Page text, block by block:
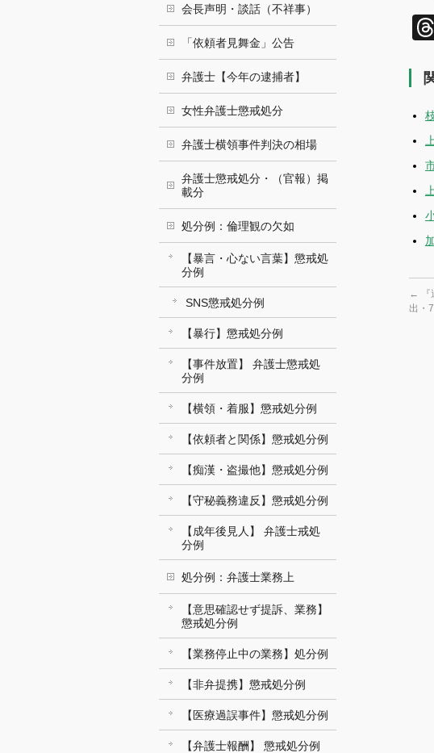
←
出・
会長声明・談話（不祥事）
「依頼者見舞金」公告
弁護士【今年の逮捕者】
女性弁護士懲戒処分
弁護士横領事件判決の相場
弁護士懲戒処分・（官報）掲
載分
処分例：倫理観の欠如
【暴言・心ない言葉】懲戒処
分例
SNS懲戒処分例
【暴行】懲戒処分例
【事件放置】 弁護士懲戒処
分例
【横領・着服】懲戒処分例
【依頼者と関係】懲戒処分例
【痴漢・盗撮他】懲戒処分例
【守秘義務違反】懲戒処分例
【成年後見人】 弁護士戒処
分例
処分例：弁護士業務上
【意思確認せず提訴、業務】
懲戒処分例
【業務停止中の業務】処分例
【非弁提携】懲戒処分例
【医療過誤事件】懲戒処分例
【弁護士報酬】 懲戒処分例